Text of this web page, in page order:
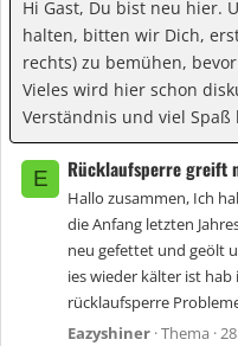
Hi Gast, Du bist neu hier.
halten, bitten wir Dich,
rechts) zu bemühen,
Vieles wird hier schon
Verständnis und viel Spaß
E Rücklaufsperre greift
Hallo zusammen, Ich
die Anfang letzten
neu gefettet und geölt
ies wieder kälter ist
rücklaufsperre
Eazyshiner Thema